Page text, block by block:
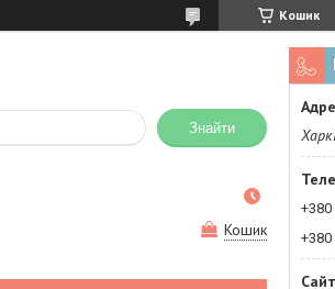
Кошик
Знайти
Кошик
+380
+380